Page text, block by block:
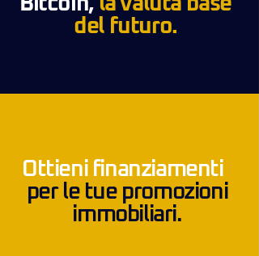
del futuro.
Ottieni finanziamenti
per le tue promozioni
immobiliari.